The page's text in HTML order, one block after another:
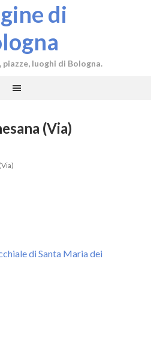
di
luoghi di Bologna.
(Via)
di Santa Maria dei